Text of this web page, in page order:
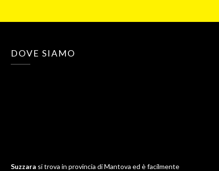
DOVE SIAMO
Suzzara si trova in provincia di Mantova ed è facilmente